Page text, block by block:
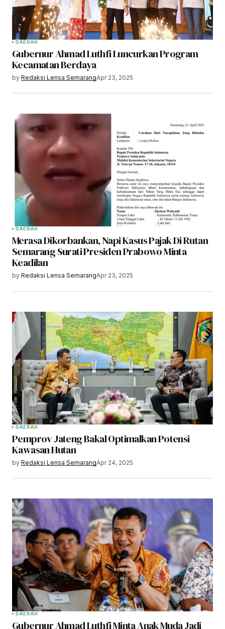
DAERAH
Gubernur Ahmad Luthfi Luncurkan Program
Kecamatan Berdaya
by Redaksi Lensa SemarangApr 23, 2025
DAERAH
Merasa Dikorbankan, Napi Kasus Pajak Di Rutan
Semarang Surati Presiden Prabowo Minta
Keadilan
by Redaksi Lensa SemarangApr 23, 2025
DAERAH
Pemprov Jateng Bakal Optimalkan Potensi
Kawasan Hutan
by Redaksi Lensa SemarangApr 24, 2025
DAERAH
Gubernur Ahmad Luthfi Minta Anak Muda Jadi